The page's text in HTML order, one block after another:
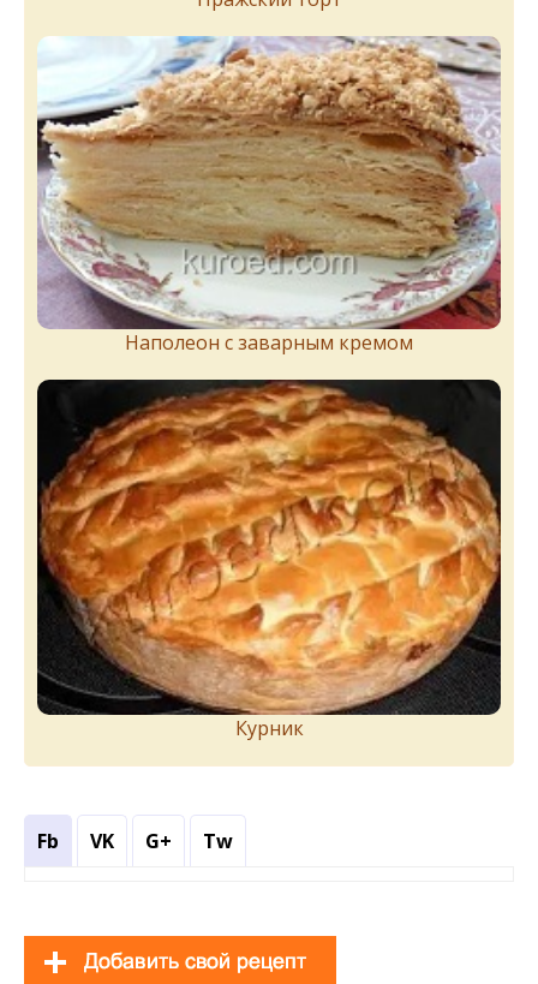
Наполеон с заварным кремом
Курник
Fb VK G+ Tw